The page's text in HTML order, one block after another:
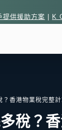
提供援助方案
K
？香港物業稅完整
稅？